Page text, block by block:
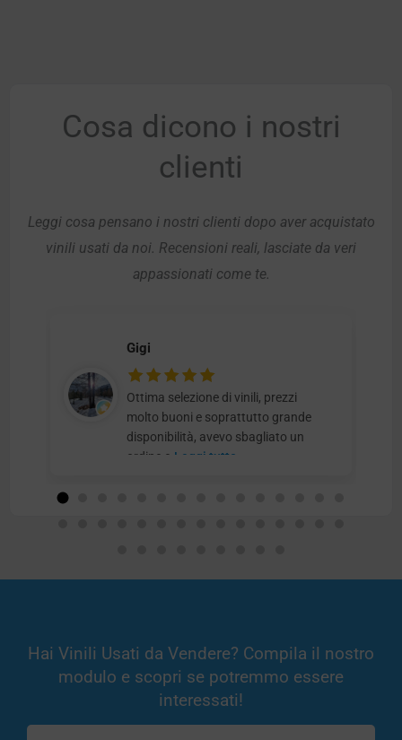
Cosa dicono i nostri
clienti
Leggi cosa pensano i nostri clienti dopo aver acquistato
vinili usati da noi. Recensioni reali, lasciate da veri
appassionati come te.
Gigi
Ottima selezione di vinili, prezzi
molto buoni e soprattutto grande
disponibilità, avevo sbagliato un
ordine e Leggi tutto
Hai Vinili Usati da Vendere? Compila il nostro
modulo e scopri se potremmo essere
interessati!